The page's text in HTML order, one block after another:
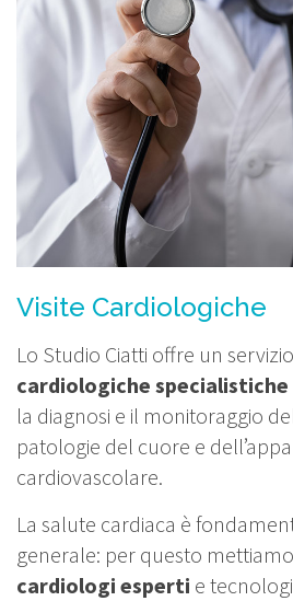
Visite Cardiologiche
Lo Studio Ciatti offre un
cardiologiche specialistiche
la diagnosi e il monitoraggio
patologie del cuore e
cardiovascolare.
La salute cardiaca è
generale: per questo
cardiologi esperti e